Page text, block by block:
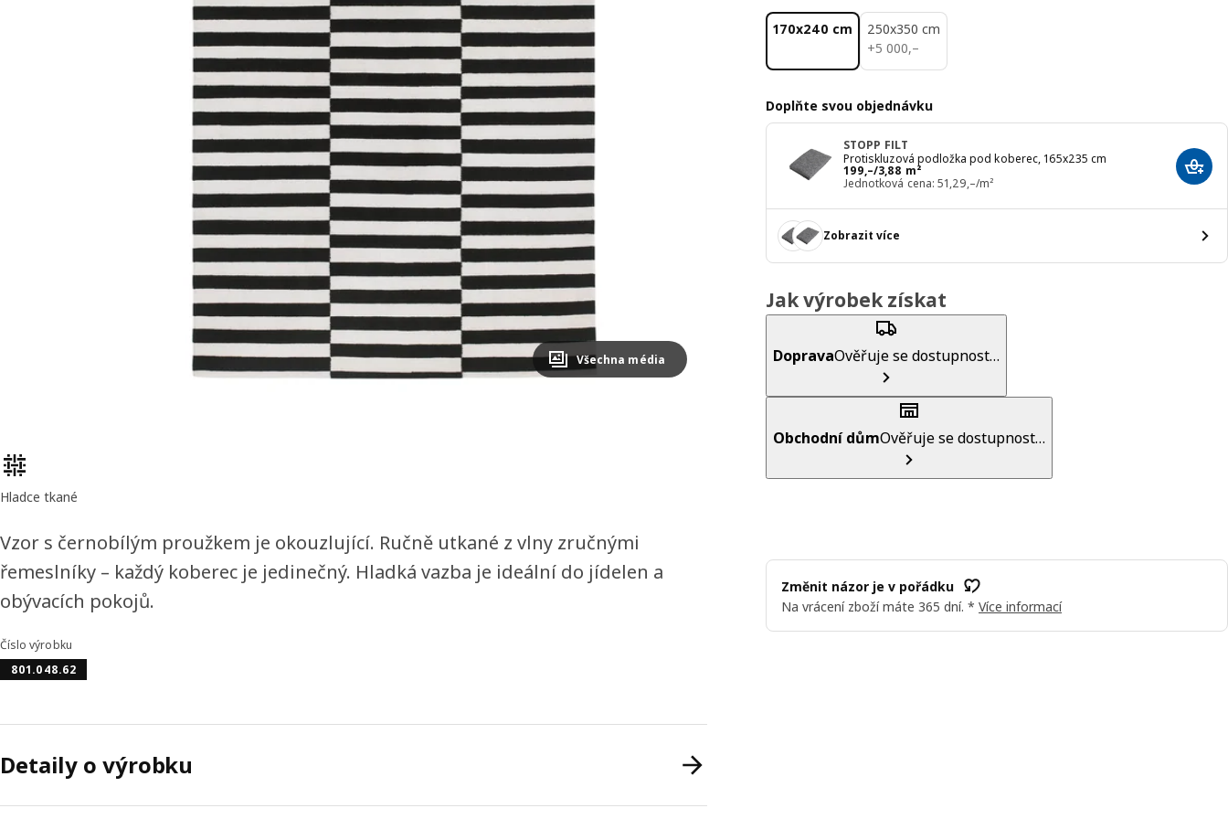
Image zoomed out, normal view
Všechna média
170x240 cm
250x350 cm
+5 000,–
5000,–
Doplňte svou objednávku
STOPP FILT
Protiskluzová podložka pod koberec, 165x235 cm
199,–/3,88 m²
Cena 199,–/3,88 m²
Jednotková cena: 51,29,–/m²
Zobrazit více
Jak výrobek získat
DopravaOvěřuje se dostupnost…
Obchodní důmOvěřuje se dostupnost…
Změnit názor je v pořádku
Na vrácení zboží máte 365 dní. * Více informací
Vlastnosti výrobku
Hladce tkané
Vzor s černobílým proužkem je okouzlující. Ručně utkané z vlny zručnými
řemeslníky – každý koberec je jedinečný. Hladká vazba je ideální do jídelen a
obývacích pokojů.
Číslo výrobku
801.048.62
Detaily o výrobku